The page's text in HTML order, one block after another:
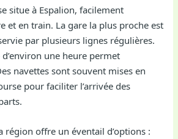
situe à Espalion, facilement
et en train. La gare la plus proche est
par plusieurs lignes régulières.
une heure permet
navettes sont souvent mises en
pour faciliter l’arrivée des
région offre un éventail d’options :